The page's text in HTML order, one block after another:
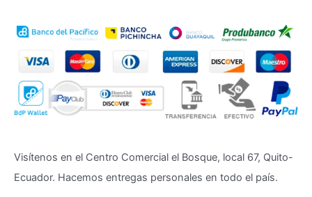
Visítenos en el Centro Comercial el Bosque, local 67, Quito-
Ecuador. Hacemos entregas personales en todo el país.